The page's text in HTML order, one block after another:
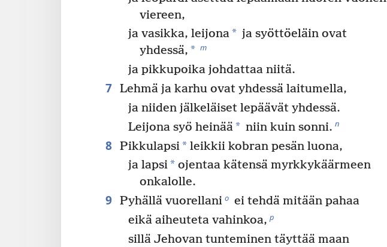
viereen,
ja vasikka, leijona* ja syöttöeläin ovat
yhdessä, * m
ja pikkupoika johdattaa niitä.
7 Lehmä ja karhu ovat yhdessä laitumella,
ja niiden jälkeläiset lepäävät yhdessä.
Leijona syö heinää* niin kuin sonni. n
8 Pikkulapsi*leikkii kobran pesän luona,
ja lapsi* ojentaa kätensä myrkkykäärmeen
onkalolle.
9 Pyhällä vuorellani o ei tehdä mitään pahaa
eikä aiheuteta vahinkoa, p
sillä Jehovan tunteminen täyttää maan